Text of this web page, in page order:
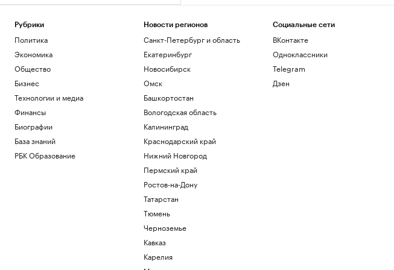
Рубрики
Политика
Экономика
Общество
Бизнес
Технологии и медиа
Финансы
Биографии
База знаний
РБК Образование
Новости регионов
Санкт-Петербург и область
Екатеринбург
Новосибирск
Омск
Башкортостан
Вологодская область
Калининград
Краснодарский край
Нижний Новгород
Пермский край
Ростов-на-Дону
Татарстан
Тюмень
Черноземье
Кавказ
Карелия
Социальные сети
ВКонтакте
Одноклассники
Telegram
Дзен